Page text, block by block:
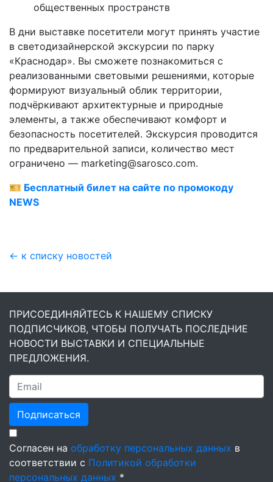
общественных пространств
В дни выставке посетители могут принять участие
в светодизайнерской экскурсии по парку
«Краснодар». Вы сможете познакомиться с
реализованными световыми решениями, которые
формируют визуальный облик территории,
подчёркивают архитектурные и природные
элементы, а также обеспечивают комфорт и
безопасность посетителей. Экскурсия проводится
по предварительной записи, количество мест
ограничено — marketing@sarosco.com.
🎫 Бесплатный билет на сайте по промокоду
NEWS
← к списку новостей
ПРИСОЕДИНЯЙТЕСЬ К НАШЕМУ СПИСКУ
ПОДПИСЧИКОВ, ЧТОБЫ ПОЛУЧАТЬ ПОСЛЕДНИЕ
НОВОСТИ ВЫСТАВКИ И СПЕЦИАЛЬНЫЕ
ПРЕДЛОЖЕНИЯ.
Подписаться
Согласен на обработку персональных данных в
соответствии с Политикой обработки
персональных данных *